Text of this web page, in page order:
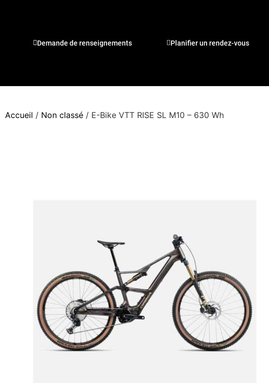
Demande de renseignements Planifier un rendez-vous
Accueil / Non classé / E-Bike VTT RISE SL M10 – 630 Wh